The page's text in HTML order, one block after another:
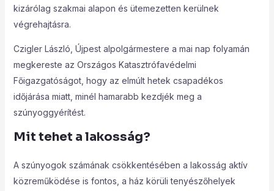
kizárólag szakmai alapon és ütemezetten kerülnek
végrehajtásra.
Czigler László, Újpest alpolgármestere a mai nap folyamán
megkereste az Országos Katasztrófavédelmi
Főigazgatóságot, hogy az elmúlt hetek csapadékos
időjárása miatt, minél hamarabb kezdjék meg a
szúnyoggyérítést.
Mit tehet a lakosság?
A szúnyogok számának csökkentésében a lakosság aktív
közreműködése is fontos, a ház körüli tenyészőhelyek